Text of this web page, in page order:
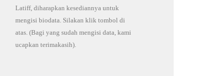
Latiff, diharapkan kesediannya untuk
mengisi biodata. Silakan klik tombol di
atas. (Bagi yang sudah mengisi data, kami
ucapkan terimakasih).